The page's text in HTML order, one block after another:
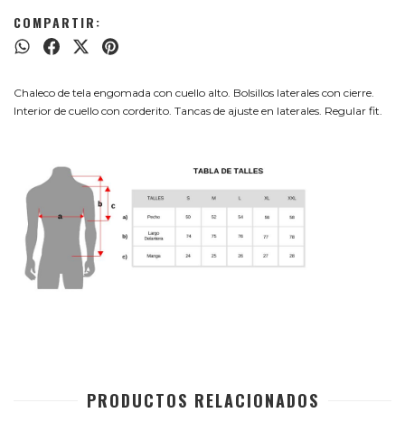
COMPARTIR:
Chaleco de tela engomada con cuello alto. Bolsillos laterales con cierre.
Interior de cuello con corderito. Tancas de ajuste en laterales. Regular fit.
PRODUCTOS RELACIONADOS